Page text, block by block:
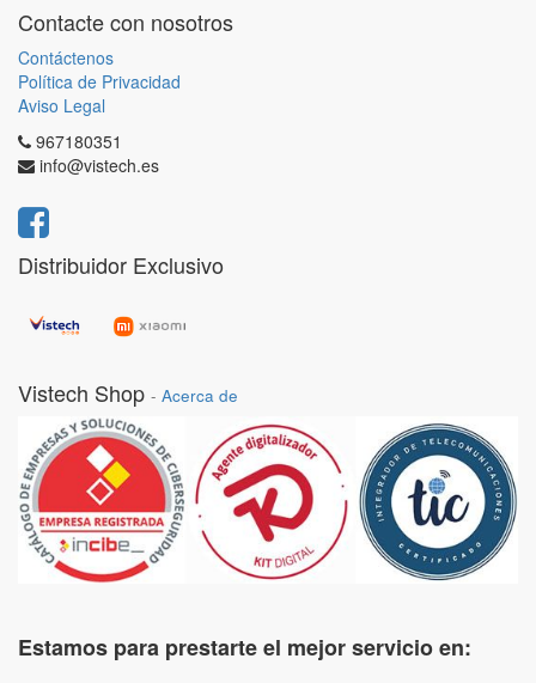
Contacte con nosotros
Contáctenos
Política de Privacidad
Aviso Legal
967180351
info@vistech.es
Distribuidor Exclusivo
Vistech Shop - Acerca de
Estamos para prestarte el mejor servicio en: